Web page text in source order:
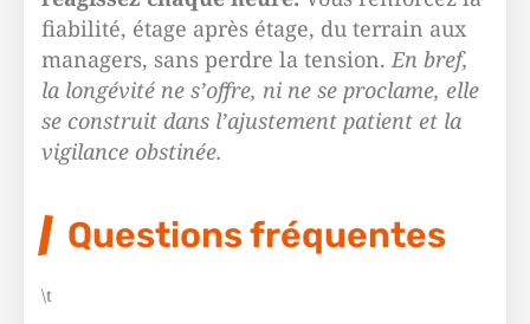
fiabilité, étage après étage, du terrain aux
managers, sans perdre la tension.En bref,
la longévité ne s’offre, ni ne se proclame, elle
se construit dans l’ajustement patient et la
vigilance obstinée.
Questions fréquentes
\t